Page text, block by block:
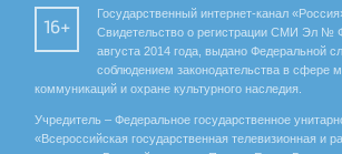
16+
Государственный интернет-канал
Свидетельство о регистрации СМИ Эл №
августа 2014 года, выдано Федеральной
соблюдением законодательства в сфере
коммуникаций и охране культурного наследия.
Учредитель – Федеральное государственное
«Всероссийская государственная телевизионная и